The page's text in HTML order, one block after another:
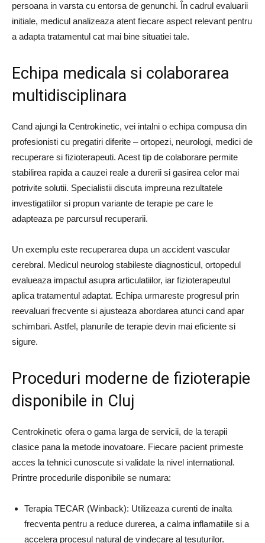
persoana in varsta cu entorsa de genunchi. În cadrul evaluarii
initiale, medicul analizeaza atent fiecare aspect relevant pentru
a adapta tratamentul cat mai bine situatiei tale.
Echipa medicala si colaborarea
multidisciplinara
Cand ajungi la Centrokinetic, vei intalni o echipa compusa din
profesionisti cu pregatiri diferite – ortopezi, neurologi, medici de
recuperare si fizioterapeuti. Acest tip de colaborare permite
stabilirea rapida a cauzei reale a durerii si gasirea celor mai
potrivite solutii. Specialistii discuta impreuna rezultatele
investigatiilor si propun variante de terapie pe care le
adapteaza pe parcursul recuperarii.
Un exemplu este recuperarea dupa un accident vascular
cerebral. Medicul neurolog stabileste diagnosticul, ortopedul
evalueaza impactul asupra articulatiilor, iar fizioterapeutul
aplica tratamentul adaptat. Echipa urmareste progresul prin
reevaluari frecvente si ajusteaza abordarea atunci cand apar
schimbari. Astfel, planurile de terapie devin mai eficiente si
sigure.
Proceduri moderne de fizioterapie
disponibile in Cluj
Centrokinetic ofera o gama larga de servicii, de la terapii
clasice pana la metode inovatoare. Fiecare pacient primeste
acces la tehnici cunoscute si validate la nivel international.
Printre procedurile disponibile se numara:
Terapia TECAR (Winback): Utilizeaza curenti de inalta
frecventa pentru a reduce durerea, a calma inflamatiile si a
accelera procesul natural de vindecare al tesuturilor.